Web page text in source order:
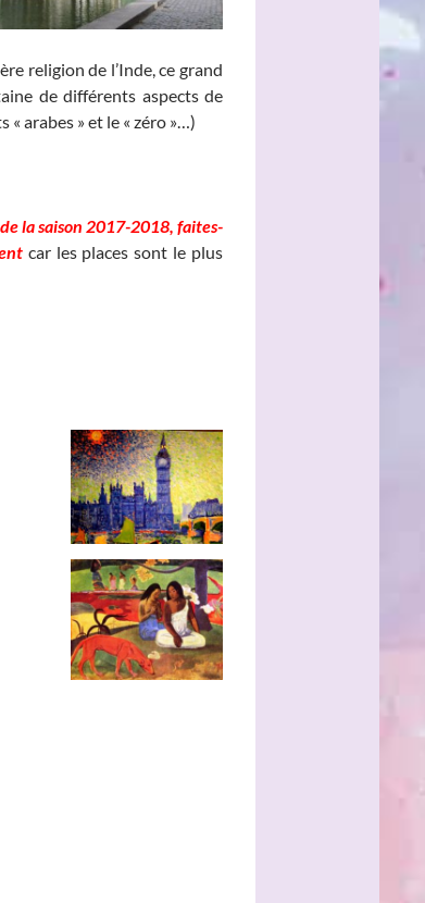
religion de l’Inde, ce grand
de différents aspects de
arabes » et le « zéro »…)
la saison 2017-2018, faites-
car les places sont le plus